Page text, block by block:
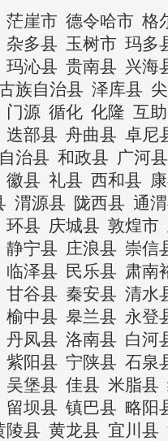
茫崖市 德令哈市 格
杂多县 玉树市 玛多
玛沁县 贵南县 兴海
族自治县 泽库县
门源 循化 化隆 互助
迭部县 舟曲县 卓尼
治县 和政县 广河县
徽县 礼县 西和县
渭源县 陇西县 通
环县 庆城县 敦煌市
静宁县 庄浪县 崇信
临泽县 民乐县 肃南
甘谷县 秦安县 清水
榆中县 皋兰县 永登
丹凤县 洛南县 白河
紫阳县 宁陕县 石泉
吴堡县 佳县 米脂县
留坝县 镇巴县 略阳
陵县 黄龙县 宜川县